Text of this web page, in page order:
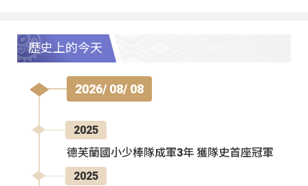
歷史上的今天
2026/ 08/ 08
2025
德芙蘭國小少棒隊成軍3年 獲隊史首座冠軍
2025